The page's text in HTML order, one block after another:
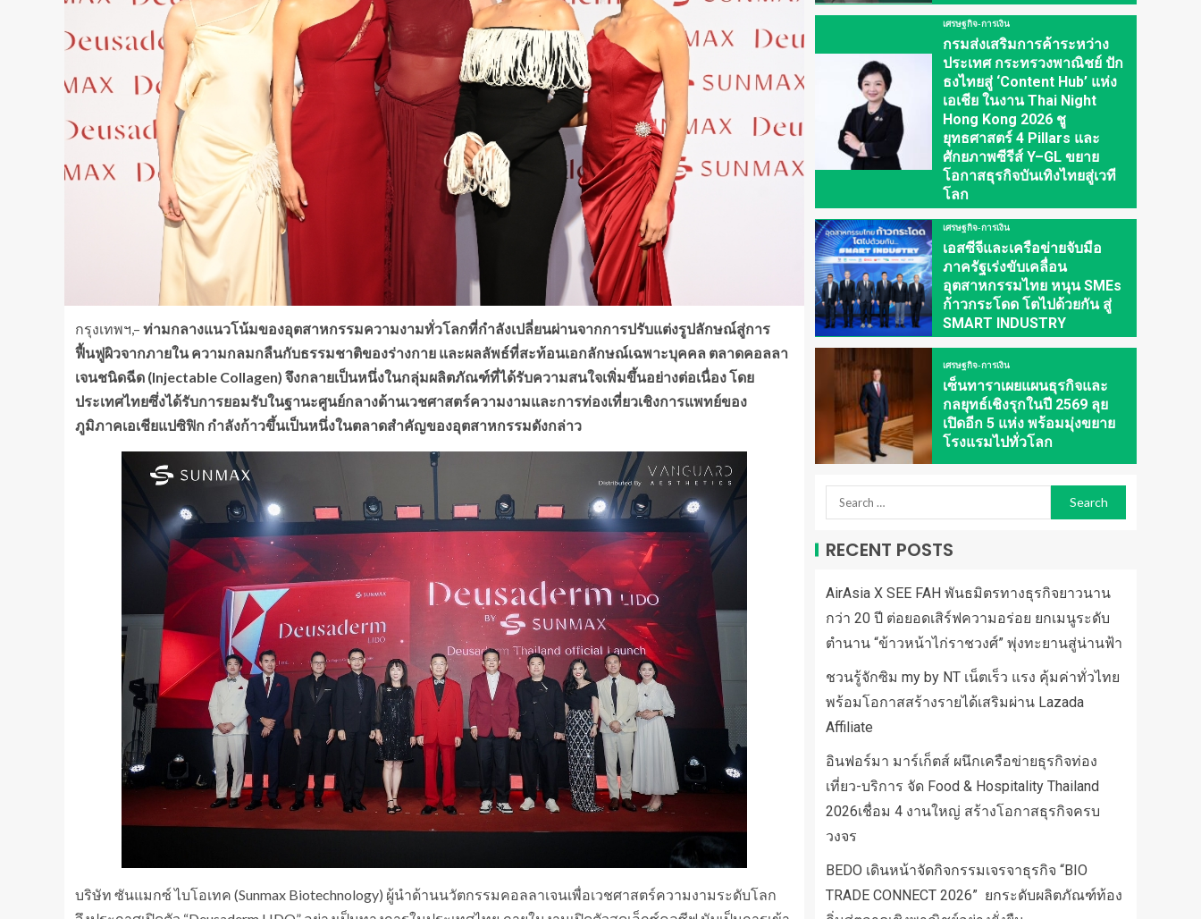
กรุงเทพฯ,– ท่ามกลางแนวโน้มของอุตสาหกรรมความงามทั่วโลกที่กำลังเปลี่ยนผ่านจากการปรับแต่งรูปลักษณ์สู่การ
ฟื้นฟูผิวจากภายใน ความกลมกลืนกับธรรมชาติของร่างกาย และผลลัพธ์ที่สะท้อนเอกลักษณ์เฉพาะบุคคล ตลาดคอลลา
เจนชนิดฉีด (Injectable Collagen) จึงกลายเป็นหนึ่งในกลุ่มผลิตภัณฑ์ที่ได้รับความสนใจเพิ่มขึ้นอย่างต่อเนื่อง โดย
ประเทศไทยซึ่งได้รับการยอมรับในฐานะศูนย์กลางด้านเวชศาสตร์ความงามและการท่องเที่ยวเชิงการแพทย์ของ
ภูมิภาคเอเชียแปซิฟิก กำลังก้าวขึ้นเป็นหนึ่งในตลาดสำคัญของอุตสาหกรรมดังกล่าว
บริษัท ซันแมกซ์ ไบโอเทค (Sunmax Biotechnology) ผู้นำด้านนวัตกรรมคอลลาเจนเพื่อเวชศาสตร์ความงามระดับโลก
เศรษฐกิจ-การเงิน
กรมส่งเสริมการค้าระหว่าง
ประเทศ กระทรวงพาณิชย์ ปัก
ธงไทยสู่ ‘Content Hub’ แห่ง
เอเชีย ในงาน Thai Night
Hong Kong 2026 ชู
ยุทธศาสตร์ 4 Pillars และ
ศักยภาพซีรีส์ Y–GL ขยาย
โอกาสธุรกิจบันเทิงไทยสู่เวที
โลก
เศรษฐกิจ-การเงิน
เอสซีจีและเครือข่ายจับมือ
ภาครัฐเร่งขับเคลื่อน
อุตสาหกรรมไทย หนุน SMEs
ก้าวกระโดด โตไปด้วยกัน สู่
SMART INDUSTRY
เศรษฐกิจ-การเงิน
เซ็นทาราเผยแผนธุรกิจและ
กลยุทธ์เชิงรุกในปี 2569 ลุย
เปิดอีก 5 แห่ง พร้อมมุ่งขยาย
โรงแรมไปทั่วโลก
RECENT POSTS
AirAsia X SEE FAH พันธมิตรทางธุรกิจยาวนาน
กว่า 20 ปี ต่อยอดเสิร์ฟความอร่อย ยกเมนูระดับ
ตำนาน “ข้าวหน้าไก่ราชวงศ์” พุ่งทะยานสู่น่านฟ้า
ชวนรู้จักซิม my by NT เน็ตเร็ว แรง คุ้มค่าทั่วไทย
พร้อมโอกาสสร้างรายได้เสริมผ่าน Lazada
Affiliate
อินฟอร์มา มาร์เก็ตส์ ผนึกเครือข่ายธุรกิจท่อง
เที่ยว-บริการ จัด Food & Hospitality Thailand
2026เชื่อม 4 งานใหญ่ สร้างโอกาสธุรกิจครบ
วงจร
BEDO เดินหน้าจัดกิจกรรมเจรจาธุรกิจ “BIO
TRADE CONNECT 2026” ยกระดับผลิตภัณฑ์ท้อง